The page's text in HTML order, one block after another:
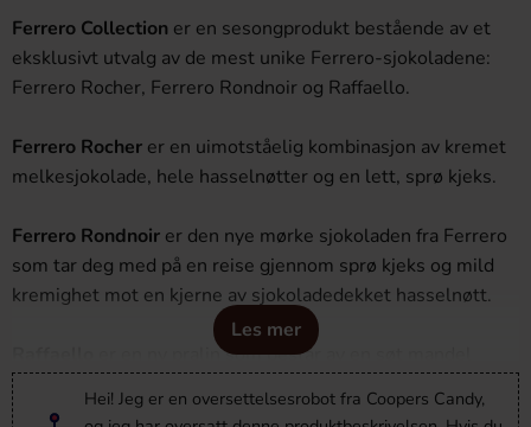
Ferrero Collection er en sesongprodukt bestående av et
eksklusivt utvalg av de mest unike Ferrero-sjokoladene:
Ferrero Rocher, Ferrero Rondnoir og Raffaello.
Ferrero Rocher er en uimotståelig kombinasjon av kremet
melkesjokolade, hele hasselnøtter og en lett, sprø kjeks.
Ferrero Rondnoir er den nye mørke sjokoladen fra Ferrero
som tar deg med på en reise gjennom sprø kjeks og mild
kremighet mot en kjerne av sjokoladedekket hasselnøtt.
er en ny pralin som består av en søt mandel
omgitt av deilig kokoskrem og et tynt kjekslag. Den herlige
pralinen er deretter dekket av deilige kokosflak, som gjør
Les mer
Hei! Jeg er en oversettelsesrobot fra Coopers Candy,